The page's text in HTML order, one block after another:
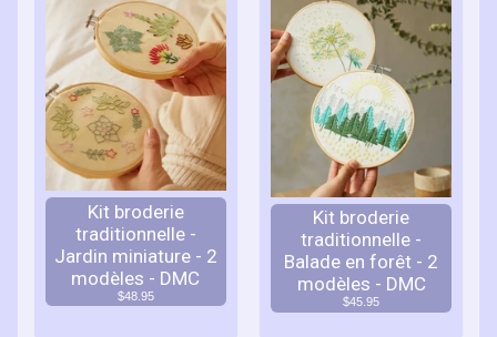
Kit broderie
traditionnelle -
Jardin miniature - 2
modèles - DMC
$48.95
Kit broderie
traditionnelle -
Balade en forêt - 2
modèles - DMC
$45.95